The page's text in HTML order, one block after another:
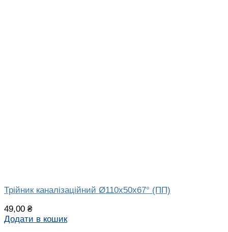
Трійник каналізаційний Ø110х50х67° (ПП)
49,00 ₴
Додати в кошик